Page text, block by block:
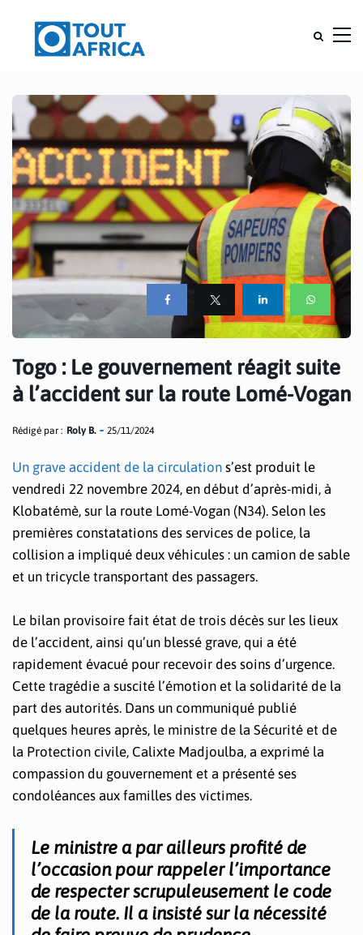
Togo : Le gouvernement réagit suite
à l’accident sur la route Lomé-Vogan
Rédigé par : Roly B. 25/11/2024
Un grave accident de la circulation s’est produit le
vendredi 22 novembre 2024, en début d’après-midi, à
Klobatémè, sur la route Lomé-Vogan (N34). Selon les
premières constatations des services de police, la
collision a impliqué deux véhicules : un camion de sable
et un tricycle transportant des passagers.
Le bilan provisoire fait état de trois décès sur les lieux
de l’accident, ainsi qu’un blessé grave, qui a été
rapidement évacué pour recevoir des soins d’urgence.
Cette tragédie a suscité l’émotion et la solidarité de la
part des autorités. Dans un communiqué publié
quelques heures après, le ministre de la Sécurité et de
la Protection civile, Calixte Madjoulba, a exprimé la
compassion du gouvernement et a présenté ses
condoléances aux familles des victimes.
Le ministre a par ailleurs profité de
l’occasion pour rappeler l’importance
de respecter scrupuleusement le code
de la route. Il a insisté sur la nécessité